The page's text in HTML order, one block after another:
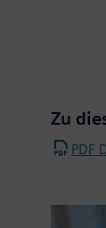
Zu
PDF